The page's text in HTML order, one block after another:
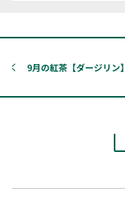
9月の紅茶【ダージリン】